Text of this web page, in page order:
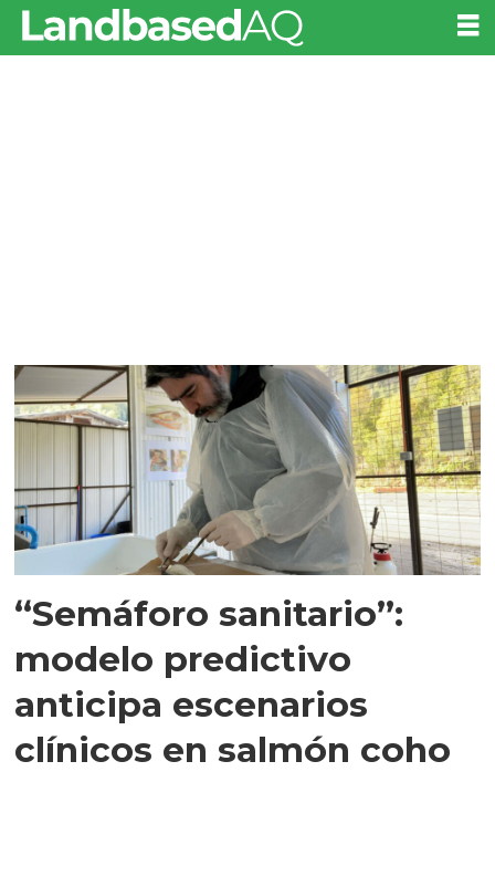
“Semáforo sanitario”:
modelo predictivo
anticipa escenarios
clínicos en salmón coho